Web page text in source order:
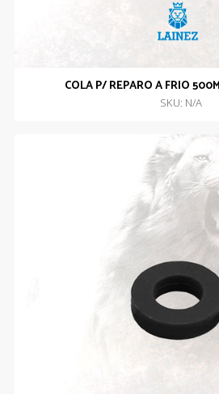
COLA P/ REPARO A FRIO
SKU: N/A